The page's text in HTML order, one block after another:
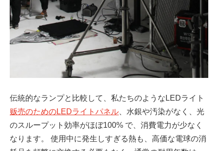
伝統的なランプと比較して、私たちのようなLEDライト
贩売のためのLEDライトパネル 、水銀や汚染がなく、光
のスループット効率がほぼ100% で、消費電力が少なく
なります。 使用中に発生しすぎる熱も、高価な電球の消